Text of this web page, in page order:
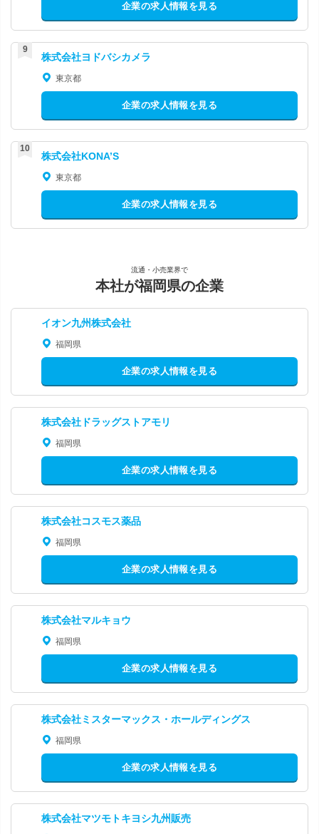
企業の求人情報を見る
株式会社ヨドバシカメラ
東京都
企業の求人情報を見る
株式会社KONA’S
東京都
企業の求人情報を見る
流通・小売業界で
本社が福岡県の企業
イオン九州株式会社
福岡県
企業の求人情報を見る
株式会社ドラッグストアモリ
福岡県
企業の求人情報を見る
株式会社コスモス薬品
福岡県
企業の求人情報を見る
株式会社マルキョウ
福岡県
企業の求人情報を見る
株式会社ミスターマックス・ホールディングス
福岡県
企業の求人情報を見る
株式会社マツモトキヨシ九州販売